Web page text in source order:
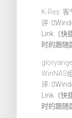
K-Res: 客
评:
Link（
时的跟随
WinNAS
评:
Link（
时的跟随